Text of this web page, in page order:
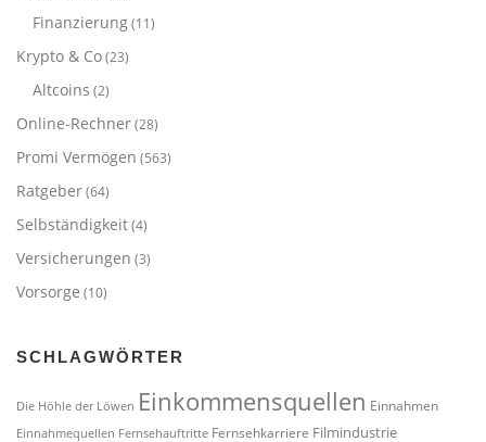
Finanzierung(11)
Krypto & Co(23)
Altcoins (2)
Online-Rechner(28)
Promi Vermögen (563)
Ratgeber(64)
Selbständigkeit(4)
Versicherungen (3)
Vorsorge (10)
SCHLAGWÖRTER
Die Höhle der Löwen Einkommensquellen Einnahmen
Einnahmequellen Fernsehauftritte Fernsehkarriere Filmindustrie